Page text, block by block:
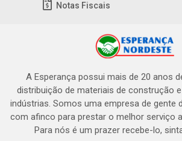
Notas Fiscais
A Esperança possui mais de 20 anos
distribuição de materiais de construção
indústrias. Somos uma empresa de gente
com afinco para prestar o melhor serviço
Para nós é um prazer recebe-lo,